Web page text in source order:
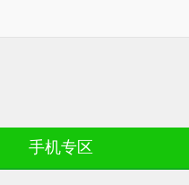
手机专区